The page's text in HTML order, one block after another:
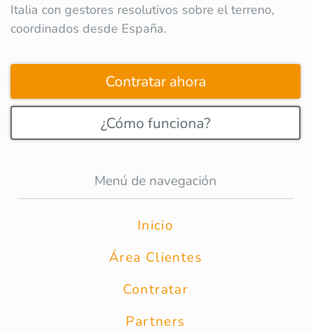
Italia con gestores resolutivos sobre el terreno,
coordinados desde España.
Contratar ahora
¿Cómo funciona?
Menú de navegación
Inicio
Área Clientes
Contratar
Partners